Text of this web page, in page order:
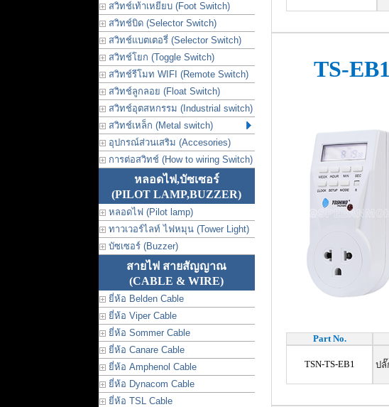
สวิทช์เท้าเหยียบ (Foot Switch)
สวิทช์บิด (Selector Switch)
สวิทช์แบตเตอรี่ (Selector Switch)
สวิทช์โยก (Toggle Switch)
สวิทช์รีโมท WIFI (Remote Switch)
สวิทช์ลูกลอย (Float Switch)
สวิทช์อุตสหกรรม (Industrial switch)
สวิทช์เหล็ก (Metal switch)
อุปกรณ์ส่วนเสริม (Accesories)
การต่อสวิทช์ (How to wiring Switch)
หลอดไฟ,บัซเซอร์
(PILOT LAMP,BUZZER)
หลอดไฟ (Pilot lamp)
ทาวเวอร์ไลท์ ไฟหมุน (Tower Light)
บัซเซอร์ (Buzzer)
สายไฟ สายสัญญาณ
(CABLE & WIRE)
ยี่ห้อ Belden Cable
ยี่ห้อ Viper Cable
ยี่ห้อ Sommer Cable
ยี่ห้อ Canare Cable
ยี่ห้อ Amphenol Cable
ยี่ห้อ Dynacom Cable
ยี่ห้อ TSL Cable
TS-EB1
Part No.
TSN-TS-EB1 ปลั๊